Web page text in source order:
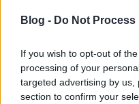
Blog - Do Not
If you wish to opt-out of
processing of your
targeted advertising by
section to confirm your